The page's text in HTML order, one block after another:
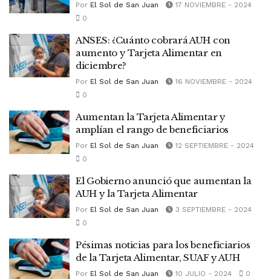
Por El Sol de San Juan
17 NOVIEMBRE - 2024
0
ANSES: ¿Cuánto cobrará AUH con
aumento y Tarjeta Alimentar en
diciembre?
Por El Sol de San Juan
16 NOVIEMBRE - 2024
0
Aumentan la Tarjeta Alimentar y
amplían el rango de beneficiarios
Por El Sol de San Juan
12 SEPTIEMBRE - 2024
0
El Gobierno anunció que aumentan la
AUH y la Tarjeta Alimentar
Por El Sol de San Juan
3 SEPTIEMBRE - 2024
0
Pésimas noticias para los beneficiarios
de la Tarjeta Alimentar, SUAF y AUH
Por El Sol de San Juan 10 JULIO - 2024 0